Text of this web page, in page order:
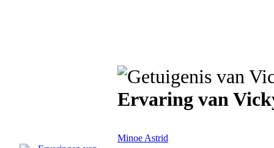
Ervaring van
Minoe Astrid